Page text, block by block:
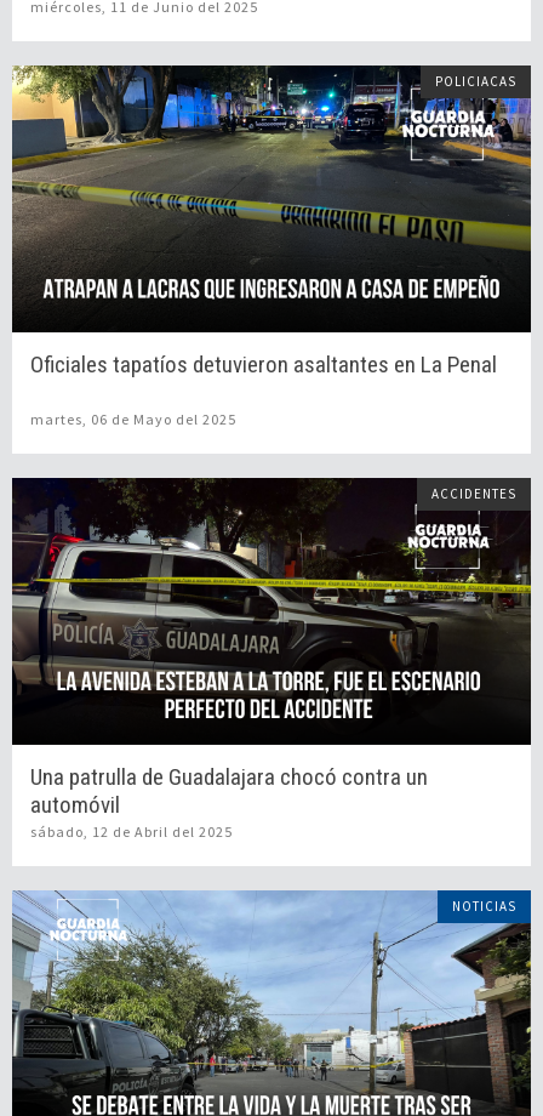
miércoles, 11 de Junio del 2025
POLICIACAS
Oficiales tapatíos detuvieron asaltantes en La Penal
martes, 06 de Mayo del 2025
ACCIDENTES
Una patrulla de Guadalajara chocó contra un
automóvil
sábado, 12 de Abril del 2025
NOTICIAS